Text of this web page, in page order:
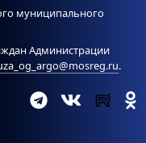
муниципального
Администрации
.